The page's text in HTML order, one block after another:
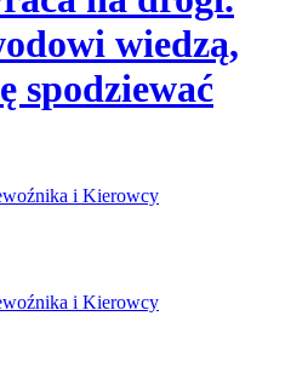
wiedzą,
spodziewać
i Kierowcy
i Kierowcy